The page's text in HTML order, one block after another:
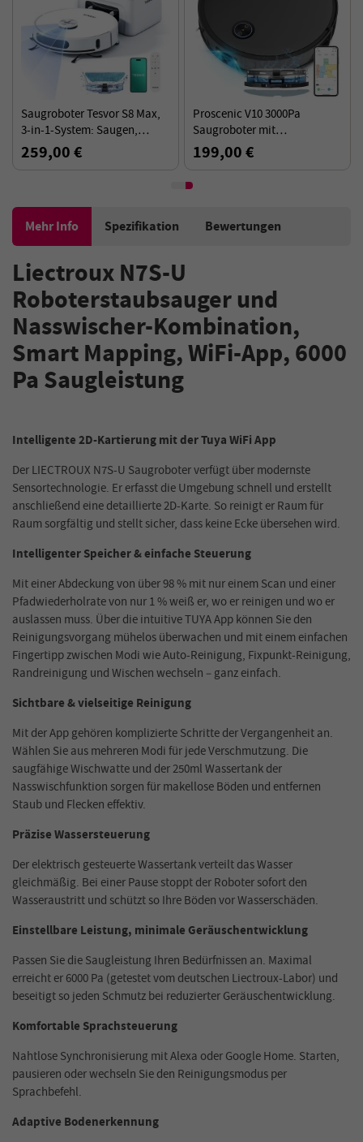
Saugroboter Tesvor S8 Max,
3-in-1-System: Saugen,
Kehren und Wischen, 8000 Pa
Saugleistung, 180 Minuten
259,00 €
Proscenic V10 3000Pa
Saugroboter mit
Wischfunktion, 240ml
Staubbehälter, 120Min
199,00 €
Mehr Info Spezifikation Bewertungen
Liectroux N7S-U
Roboterstaubsauger und
Nasswischer-Kombination,
Smart Mapping, WiFi-App, 6000
Pa Saugleistung
Intelligente 2D-Kartierung mit der Tuya WiFi App
Der LIECTROUX N7S-U Saugroboter verfügt über modernste
Sensortechnologie. Er erfasst die Umgebung schnell und erstellt
anschließend eine detaillierte 2D-Karte. So reinigt er Raum für
Raum sorgfältig und stellt sicher, dass keine Ecke übersehen wird.
Intelligenter Speicher & einfache Steuerung
Mit einer Abdeckung von über 98 % mit nur einem Scan und einer
Pfadwiederholrate von nur 1 % weiß er, wo er reinigen und wo er
auslassen muss. Über die intuitive TUYA App können Sie den
Reinigungsvorgang mühelos überwachen und mit einem einfachen
Fingertipp zwischen Modi wie Auto-Reinigung, Fixpunkt-Reinigung,
Randreinigung und Wischen wechseln – ganz einfach.
Sichtbare & vielseitige Reinigung
Mit der App gehören komplizierte Schritte der Vergangenheit an.
Wählen Sie aus mehreren Modi für jede Verschmutzung. Die
saugfähige Wischwatte und der 250mlWassertank der
Nasswischfunktion sorgen für makellose Böden und entfernen
Staub und Flecken effektiv.
Präzise Wassersteuerung
Der elektrisch gesteuerte Wassertank verteilt das Wasser
gleichmäßig. Bei einer Pause stoppt der Roboter sofort den
Wasseraustritt und schützt so Ihre Böden vor Wasserschäden.
Einstellbare Leistung, minimale Geräuschentwicklung
Passen Sie die Saugleistung Ihren Bedürfnissen an. Maximal
erreicht er 6000 Pa (getestet vom deutschen Liectroux-Labor) und
beseitigt so jeden Schmutz bei reduzierter Geräuschentwicklung.
Komfortable Sprachsteuerung
Nahtlose Synchronisierung mit Alexa oder Google Home. Starten,
pausieren oder wechseln Sie den Reinigungsmodus per
Sprachbefehl.
Adaptive Bodenerkennung